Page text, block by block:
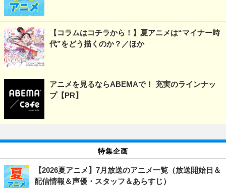
【コラムはコチラから！】夏アニメは“マイナー時
代”をどう描くのか？／ほか
アニメを見るならABEMAで！ 充実のラインナッ
プ【PR】
特集企画
【2026夏アニメ】7月放送のアニメ一覧（放送開始日＆
配信情報＆声優・スタッフ＆あらすじ）